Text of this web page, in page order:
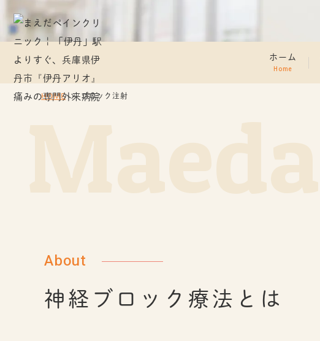
ホーム
Home
HOME ブロック注射
About
神経ブロック療法とは